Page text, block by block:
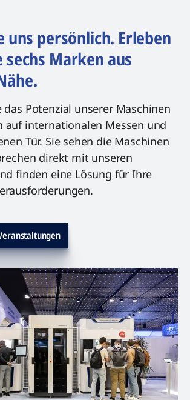
uns persönlich. Erleben
sechs Marken aus
das Potenzial unserer Maschinen
auf internationalen Messen und
Tür. Sie sehen die Maschinen
direkt mit unseren
finden eine Lösung für Ihre